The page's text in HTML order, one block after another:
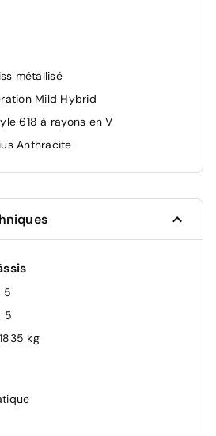
métallisé
Mild Hybrid
618 à rayons en V
Anthracite
5
5
kg